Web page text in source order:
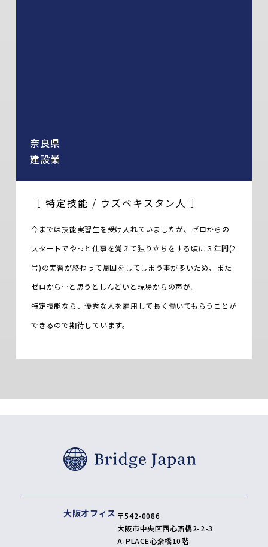
奈良県
建設業
［ 特定技能 / ウズベキスタン人 ］
今までは技能実習生を受け入れていましたが、ゼロからの
スタートでやっと仕事を覚えて独り立ちをする頃に３年間(2
号)の実習が終わって帰国をしてしまう事が多いため、また
ゼロから…と思うとしんどいと現場からの声が。
特定技能なら、優秀な人を雇用して長く働いてもらうことが
できるので期待しています。
大阪オフィス 〒542-0086
大阪市中央区西心斎橋2-2-3
A-PLACE心斎橋10階